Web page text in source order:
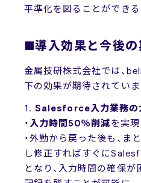
平準化を図ることができる
■導入効果と今後の
金属技研株式会社では、
下の効果が期待されていま
1.Salesforce入力業務の
・ 入力時間50％削減を実現
・外勤から戻った後も、ま
し修正すればすぐに
となり、入力時間の確保